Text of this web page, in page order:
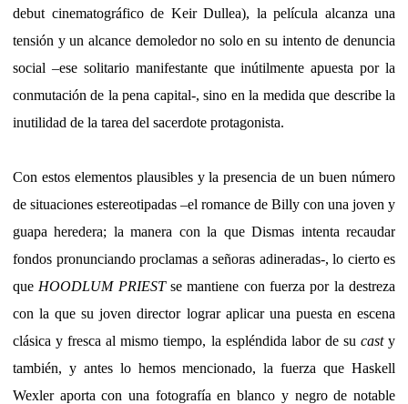
debut cinematográfico de Keir Dullea), la película alcanza una
tensión y un alcance demoledor no solo en su intento de denuncia
social –ese solitario manifestante que inútilmente apuesta por la
conmutación de la pena capital-, sino en la medida que describe la
inutilidad de la tarea del sacerdote protagonista.
Con estos elementos plausibles y la presencia de un buen número
de situaciones estereotipadas –el romance de Billy con una joven y
guapa heredera; la manera con la que Dismas intenta recaudar
fondos pronunciando proclamas a señoras adineradas-, lo cierto es
que HOODLUM PRIESTse mantiene con fuerza por la destreza
con la que su joven director lograr aplicar una puesta en escena
clásica y fresca al mismo tiempo, la espléndida labor de su casty
también, y antes lo hemos mencionado, la fuerza que Haskell
Wexler aporta con una fotografía en blanco y negro de notable